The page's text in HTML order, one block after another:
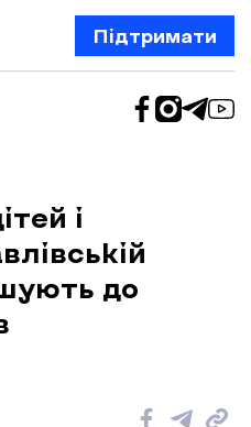
Підтримати
і
до